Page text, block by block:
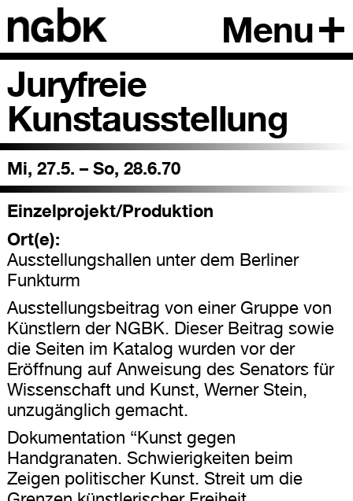
Menu
Juryfreie
Kunstausstellung
Mi, 27.5. – So, 28.6.70
Einzelprojekt/Produktion
Ort(e):
Ausstellungshallen unter dem Berliner
Funkturm
Ausstellungsbeitrag von einer Gruppe von
Künstlern der NGBK. Dieser Beitrag sowie
die Seiten im Katalog wurden vor der
Eröffnung auf Anweisung des Senators für
Wissenschaft und Kunst, Werner Stein,
unzugänglich gemacht.
Dokumentation “Kunst gegen
Handgranaten. Schwierigkeiten beim
Zeigen politischer Kunst. Streit um die